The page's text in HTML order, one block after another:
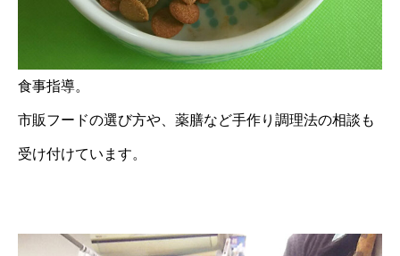
食事指導。
市販フードの選び方や、薬膳など手作り調理法の相談も
受け付けています。